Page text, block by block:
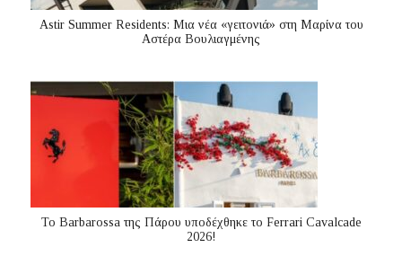
Astir Summer Residents: Μια νέα «γειτονιά» στη Μαρίνα του
Αστέρα Βουλιαγμένης
Το Barbarossa της Πάρου υποδέχθηκε το Ferrari Cavalcade
2026!